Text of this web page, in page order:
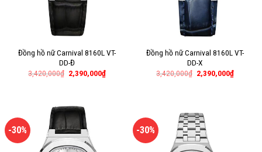
Đồng hồ nữ Carnival 8160L VT-
DD-Đ
3,420,000₫ 2,390,000₫
Đồng hồ nữ Carnival 8160L VT-
DD-X
3,420,000₫ 2,390,000₫
-30% -30%